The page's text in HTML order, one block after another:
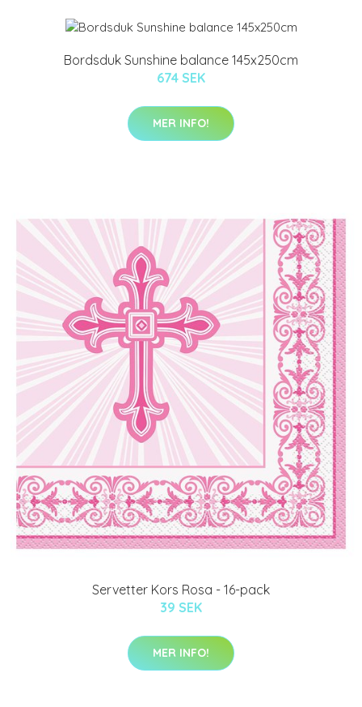
Bordsduk Sunshine balance 145x250cm
674 SEK
MER INFO!
Servetter Kors Rosa - 16-pack
39 SEK
MER INFO!